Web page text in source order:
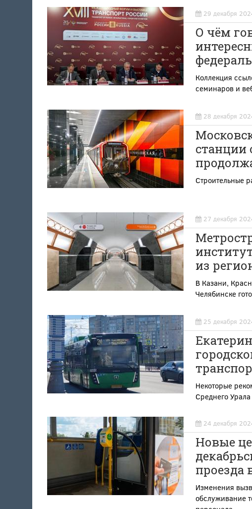
29 декабря
О чём
Коллекция
семинаров и
28 декабря
станции
Строительные
27 декабря
из
В Казани,
Челябинске
25 декабря
Некоторые
Среднего Урала
24 декабря
Новые
проезда
Изменения
обслуживание